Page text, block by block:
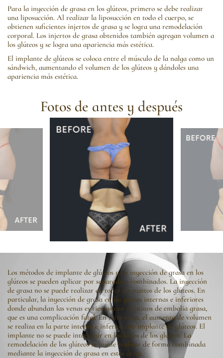
Para la inyección de grasa en los glúteos, primero se debe realizar
una liposucción. Al realizar la liposucción en todo el cuerpo, se
obtienen suficientes injertos de grasa y se logra una remodelación
corporal. Los injertos de grasa obtenidos también agregan volumen a
los glúteos y se logra una apariencia más estética.
El implante de glúteos se coloca entre el músculo de la nalga como un
sándwich, aumentando el volumen de los glúteos y dándoles una
apariencia más estética.
Fotos de antes y después
Los métodos de implante de glúteos y de inyección de grasa en los
glúteos se pueden aplicar por separado o combinados. La inyección
de grasa no se puede realizar en todos los puntos de los glúteos. En
particular, la inyección de grasa en las partes internas e inferiores
donde abundan las venas es riesgosa en términos de embolia grasa,
que es una complicación fatal. En tales casos, el aumento de volumen
se realiza en la parte interna e inferior con implante de glúteos. El
implante no se puede intervenir en los lados de los glúteos. La
remodelación de los glúteos se puede realizar de forma combinada
mediante la inyección de grasa en estas áreas.